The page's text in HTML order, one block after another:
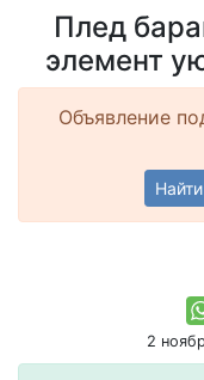
Плед
элемент
Объявление
2